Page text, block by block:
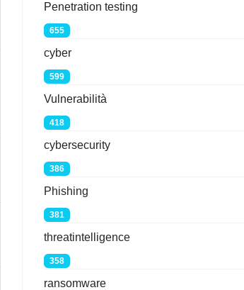
Penetration testing
655
cyber
599
Vulnerabilità
418
cybersecurity
386
Phishing
381
threatintelligence
358
ransomware